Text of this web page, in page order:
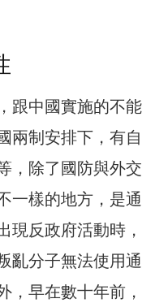
跟中國實施的不能
兩制安排下，有自
，除了國防與外交
一樣的地方，是通
現反政府活動時，
亂分子無法使用通
，早在數十年前，